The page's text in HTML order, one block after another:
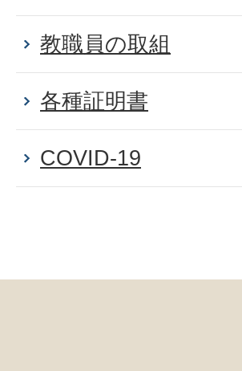
教職員の取組
各種証明書
COVID-19